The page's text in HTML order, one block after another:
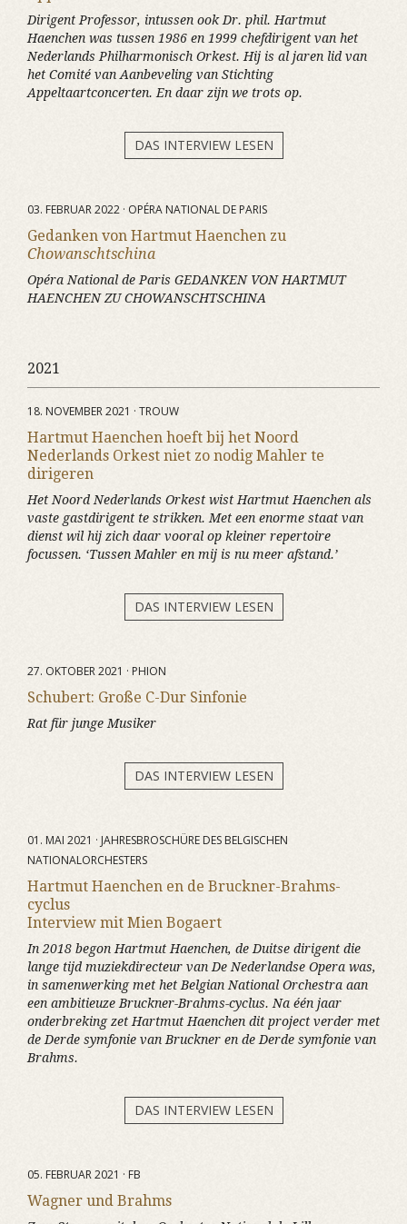
Dirigent Professor, intussen ook Dr. phil. Hartmut
Haenchen was tussen 1986 en 1999 chefdirigent van het
Nederlands Philharmonisch Orkest. Hij is al jaren lid van
het Comité van Aanbeveling van Stichting
Appeltaartconcerten. En daar zijn we trots op.
DAS INTERVIEW LESEN
03. FEBRUAR 2022 · OPÉRA NATIONAL DE PARIS
Gedanken von Hartmut Haenchen zu
Chowanschtschina
Opéra National de Paris GEDANKEN VON HARTMUT
HAENCHEN ZU CHOWANSCHTSCHINA
2021
18. NOVEMBER 2021 · TROUW
Hartmut Haenchen hoeft bij het Noord
Nederlands Orkest niet zo nodig Mahler te
dirigeren
Het Noord Nederlands Orkest wist Hartmut Haenchen als
vaste gastdirigent te strikken. Met een enorme staat van
dienst wil hij zich daar vooral op kleiner repertoire
focussen. ‘Tussen Mahler en mij is nu meer afstand.’
DAS INTERVIEW LESEN
27. OKTOBER 2021 · PHION
Schubert: Große C-Dur Sinfonie
Rat für junge Musiker
DAS INTERVIEW LESEN
01. MAI 2021 · JAHRESBROSCHÜRE DES BELGISCHEN
NATIONALORCHESTERS
Hartmut Haenchen en de Bruckner-Brahms-
cyclus
Interview mit Mien Bogaert
In 2018 begon Hartmut Haenchen, de Duitse dirigent die
lange tijd muziekdirecteur van De Nederlandse Opera was,
in samenwerking met het Belgian National Orchestra aan
een ambitieuze Bruckner-Brahms-cyclus. Na één jaar
onderbreking zet Hartmut Haenchen dit project verder met
de Derde symfonie van Bruckner en de Derde symfonie van
Brahms.
DAS INTERVIEW LESEN
05. FEBRUAR 2021 · FB
Wagner und Brahms